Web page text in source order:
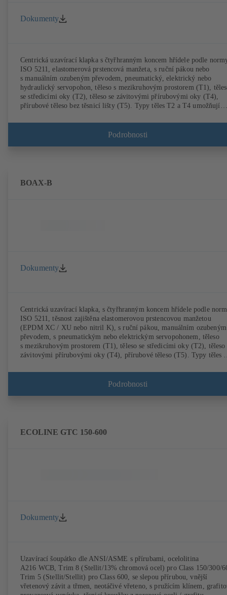
Dokumenty
Centrická uzavírací klapka s čtyřhranným koncem hřídele podle
ISO 5211, elastomerová prstencová manžeta, s ruční pákou nebo
s manuálním ozubeným převodem, pneumatický, elektrický nebo
hydraulický servopohon, těleso s mezikruhovým prostorem (T1),
se středicími oky (T2), těleso se závitovými přírubovými oky (T4),
přírubové těleso bez těsnicí lišty (T5). Typy těles T2 a T4 umožňují
s protipřírubou. Přípojky podle EN, ASME, JIS.
Podrobnosti
BOAX-B
Dokumenty
Centrická uzavírací klapka, s čtyřhranným koncem hřídele podle
ISO 5211, těsnost zajištěna elastomerovou prstencovou manžetou
(EPDM XC / XU nebo nitril K), s ruční pákou, manuálním ozubeným
převodem, s pneumatickým nebo elektrickým servopohonem, těleso
s mezikruhovým prostorem (T1), těleso se středicími oky (T2), těleso
závitovými přírubovými oky (T4), přírubové těleso (T5). Typy těles
koncová armatura. Disk klapky z tvárné litiny nebo nerezové oceli.
Podrobnosti
ECOLINE GTC 150-600
Dokumenty
Uzavírací šoupátko dle ANSI/ASME s přírubami, ocelolitina
A216 WCB, Trim 8 (Stellit/13% chromová ocel) pro Class 150/300/
Trim 5 (Stellit/Stellit) pro Class 600, se slepou přírubou, vnější
vřetenový závit a třmen, neotáčivé vřeteno, s pružícím klínem,